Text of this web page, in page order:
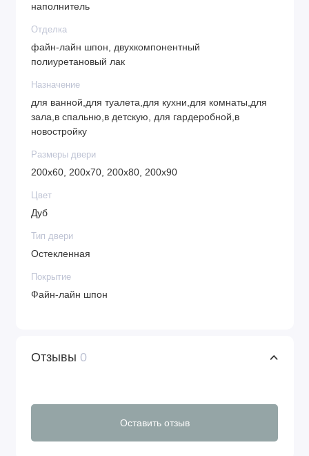
наполнитель
Отделка
файн-лайн шпон, двухкомпонентный
полиуретановый лак
Назначение
для ванной,для туалета,для кухни,для комнаты,для
зала,в спальню,в детскую, для гардеробной,в
новостройку
Размеры двери
200х60, 200х70, 200х80, 200х90
Цвет
Дуб
Тип двери
Остекленная
Покрытие
Файн-лайн шпон
Отзывы 0
Оставить отзыв